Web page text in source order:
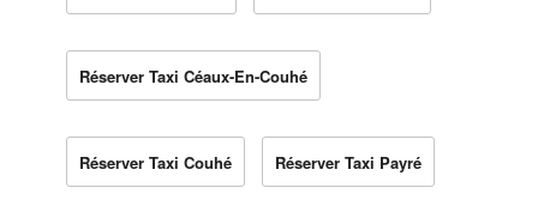
Réserver Taxi Céaux-En-Couhé
Réserver Taxi Couhé Réserver Taxi Payré